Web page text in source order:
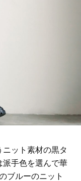
ット素材の黒タ
派手色を選んで華
ブルーのニット